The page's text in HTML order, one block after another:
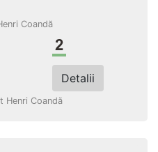
Coandă
Detalii
Henri Coandă